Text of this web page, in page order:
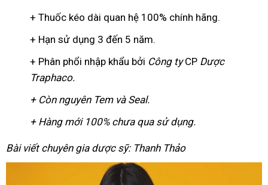
+ Thuốc kéo dài quan hệ 100% chính hãng.
+ Hạn sử dụng 3 đến 5 năm.
+ Phân phổi nhập khẩu bởi Công tyCP Dược
Traphaco.
+ Còn nguyên Tem và Seal.
+ Hàng mới 100% chưa qua sử dụng.
Bài viết chuyên gia dược sỹ: Thanh Thảo